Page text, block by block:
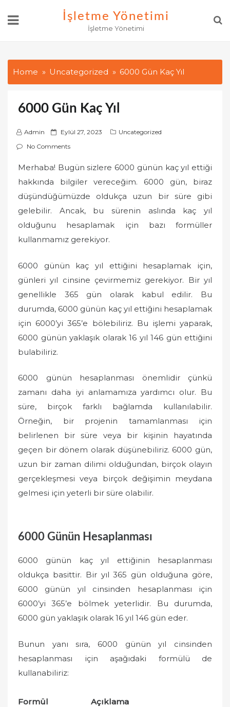
İşletme Yönetimi
İşletme Yönetimi
Home Uncategorized 6000 Gün Kaç Yıl
6000 Gün Kaç Yıl
Admin
P
o
d
Eylül 27, 2023
Uncategorized
No Comments
Merhaba! Bugün sizlere 6000 günün kaç yıl ettiği
hakkında bilgiler vereceğim. 6000 gün, biraz
düşündüğümüzde oldukça uzun bir süre gibi
gelebilir. Ancak, bu sürenin aslında kaç yıl
olduğunu hesaplamak için bazı formüller
kullanmamız gerekiyor.
6000 günün kaç yıl ettiğini hesaplamak için,
günleri yıl cinsine çevirmemiz gerekiyor. Bir yıl
genellikle 365 gün olarak kabul edilir. Bu
durumda, 6000 günün kaç yıl ettiğini hesaplamak
için 6000’yi 365’e bölebiliriz. Bu işlemi yaparak,
6000 günün yaklaşık olarak 16 yıl 146 gün ettiğini
bulabiliriz.
6000 günün hesaplanması önemlidir çünkü
zamanı daha iyi anlamamıza yardımcı olur. Bu
süre, birçok farklı bağlamda kullanılabilir.
Örneğin, bir projenin tamamlanması için
belirlenen bir süre veya bir kişinin hayatında
geçen bir dönem olarak düşünebiliriz. 6000 gün,
uzun bir zaman dilimi olduğundan, birçok olayın
gerçekleşmesi veya birçok değişimin meydana
gelmesi için yeterli bir süre olabilir.
6000 Günün Hesaplanması
6000 günün kaç yıl ettiğinin hesaplanması
oldukça basittir. Bir yıl 365 gün olduğuna göre,
6000 günün yıl cinsinden hesaplanması için
6000’yi 365’e bölmek yeterlidir. Bu durumda,
6000 gün yaklaşık olarak 16 yıl 146 gün eder.
Bunun yanı sıra, 6000 günün yıl cinsinden
hesaplanması için aşağıdaki formülü de
kullanabiliriz:
Formül Açıklama